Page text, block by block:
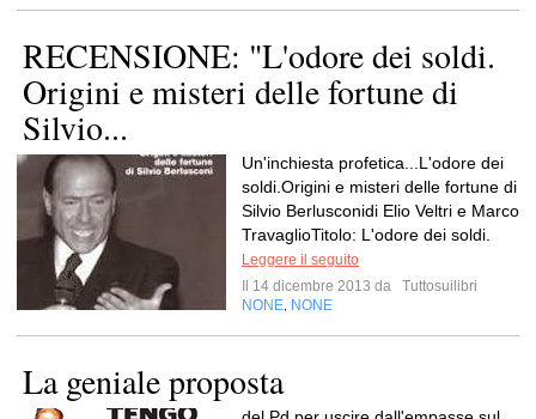
RECENSIONE: "L'odore dei soldi.
Origini e misteri delle fortune di
Silvio...
Un'inchiesta profetica...L'odore dei
soldi.Origini e misteri delle fortune di
Silvio Berlusconidi Elio Veltri e Marco
TravaglioTitolo: L'odore dei soldi.
Leggere il seguito
Il 14 dicembre 2013 da
Tuttosuilibri
NONE NONE
La geniale proposta